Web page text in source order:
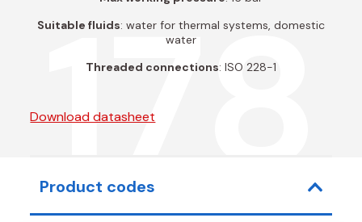
178
Suitable fluids: water for thermal systems, domestic
water
Threaded connections: ISO 228-1
Download datasheet
Product codes